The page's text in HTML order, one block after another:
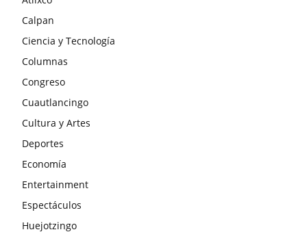
Calpan
Ciencia y Tecnología
Columnas
Congreso
Cuautlancingo
Cultura y Artes
Deportes
Economía
Entertainment
Espectáculos
Huejotzingo